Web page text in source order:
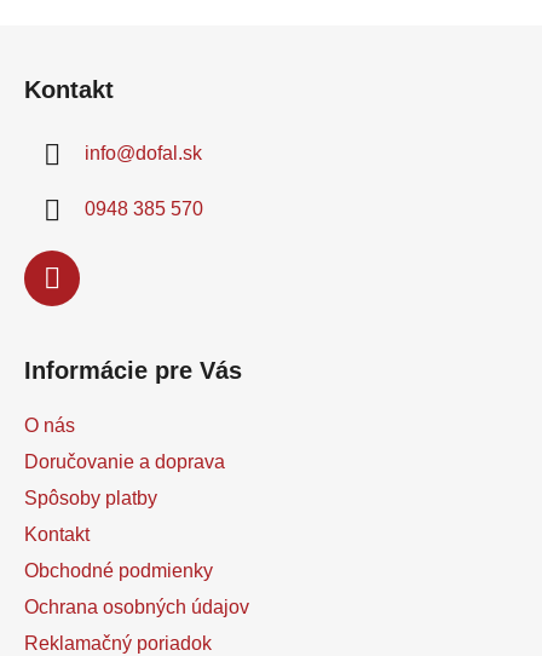
Kontakt
info@dofal.sk
0948 385 570
Informácie pre Vás
O nás
Doručovanie a doprava
Spôsoby platby
Kontakt
Obchodné podmienky
Ochrana osobných údajov
Reklamačný poriadok